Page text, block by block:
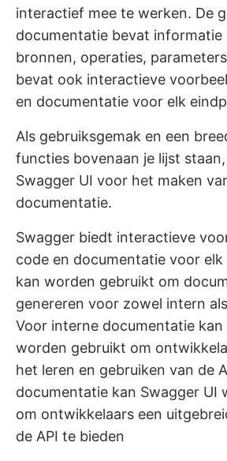
interactief mee te werken. De
documentatie bevat informatie
bronnen, operaties,
bevat ook interactieve
en documentatie voor elk
Als gebruiksgemak en een
functies bovenaan je lijst
Swagger UI voor het maken
documentatie.
Swagger biedt interactieve
code en documentatie voor
kan worden gebruikt om
genereren voor zowel intern
Voor interne documentatie kan
worden gebruikt om
het leren en gebruiken van de
documentatie kan Swagger UI
om ontwikkelaars een
de API te bieden